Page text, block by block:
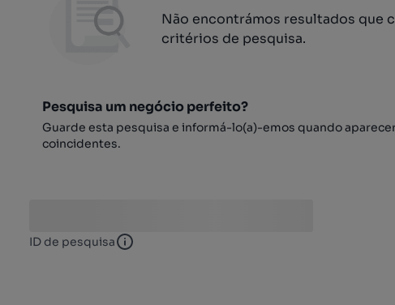
Não encontrámos resultados que
critérios de pesquisa.
Pesquisa um negócio perfeito?
Guarde esta pesquisa e informá-lo(a)-emos quando
coincidentes.
ID de pesquisa ID de pesquisa